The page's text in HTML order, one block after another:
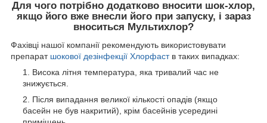
Для чого потрібно додатково вносити шок-хлор,
якщо його вже внесли його при запуску, і зараз
вноситься Мультихлор?
Фахівці нашої компанії рекомендують використовувати
препарат шокової дезінфекції Хлорфаств таких випадках:
Висока літня температура, яка тривалий час не
знижується.
Після випадання великої кількості опадів (якщо
басейн не був накритий), крім басейнів усередині